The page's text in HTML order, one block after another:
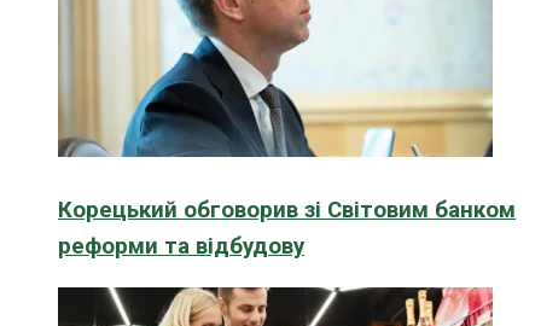
Корецький обговорив зі Світовим банком
реформи та відбудову